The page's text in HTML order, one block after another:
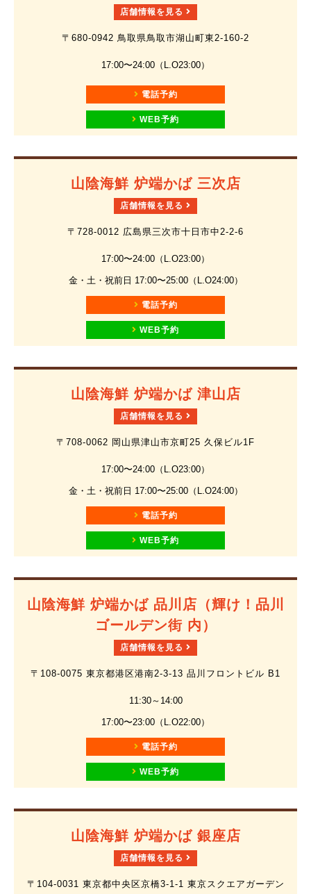
店舗情報を見る
〒680-0942 鳥取県鳥取市湖山町東2-160-2
17:00〜24:00（L.O23:00）
電話予約
WEB予約
山陰海鮮 炉端かば 三次店
店舗情報を見る
〒728-0012 広島県三次市十日市中2-2-6
17:00〜24:00（L.O23:00）
金・土・祝前日 17:00〜25:00（L.O24:00）
電話予約
WEB予約
山陰海鮮 炉端かば 津山店
店舗情報を見る
〒708-0062 岡山県津山市京町25 久保ビル1F
17:00〜24:00（L.O23:00）
金・土・祝前日 17:00〜25:00（L.O24:00）
電話予約
WEB予約
山陰海鮮 炉端かば 品川店（輝け！品川
ゴールデン街 内）
店舗情報を見る
〒108-0075 東京都港区港南2-3-13 品川フロントビル B1
11:30～14:00
17:00〜23:00（L.O22:00）
電話予約
WEB予約
山陰海鮮 炉端かば 銀座店
店舗情報を見る
〒104-0031 東京都中央区京橋3-1-1 東京スクエアガーデン